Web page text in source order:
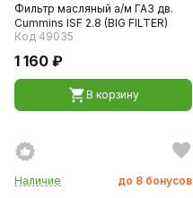
Фильтр масляный а/м ГАЗ дв.
Cummins ISF 2.8 (BIG FILTER)
Код 49035
1 160 ₽
В корзину
Наличие до 8 бонусов